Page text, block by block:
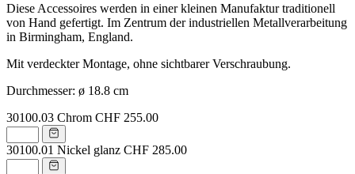
Diese Accessoires werden in einer kleinen Manufaktur traditionell
von Hand gefertigt. Im Zentrum der industriellen Metallverarbeitung
in Birmingham, England.
Mit verdeckter Montage, ohne sichtbarer Verschraubung.
Durchmesser: ø 18.8 cm
30100.03 Chrom CHF 255.00
30100.01 Nickel glanz CHF 285.00